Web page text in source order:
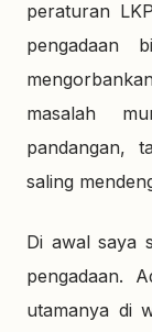
peraturan
pengadaan
masalah
pandangan,
saling
Di awal saya
pengadaan.
utamanya di